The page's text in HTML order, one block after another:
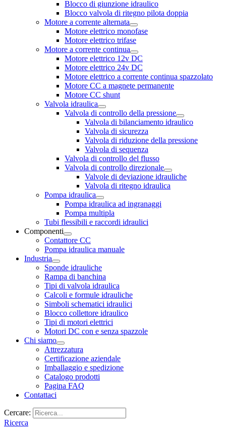
Blocco di giunzione idraulico
Blocco valvola di ritegno pilota doppia
Motore a corrente alternata
Motore elettrico monofase
Motore elettrico trifase
Motore a corrente continua
Motore elettrico 12v DC
Motore elettrico 24v DC
Motore elettrico a corrente continua spazzolato
Motore CC a magnete permanente
Motore CC shunt
Valvola idraulica
Valvola di controllo della pressione
Valvola di bilanciamento idraulico
Valvola di sicurezza
Valvola di riduzione della pressione
Valvola di sequenza
Valvola di controllo del flusso
Valvola di controllo direzionale
Valvole di deviazione idrauliche
Valvola di ritegno idraulica
Pompa idraulica
Pompa idraulica ad ingranaggi
Pompa multipla
Tubi flessibili e raccordi idraulici
Componenti
Contattore CC
Pompa idraulica manuale
Industria
Sponde idrauliche
Rampa di banchina
Tipi di valvola idraulica
Calcoli e formule idrauliche
Simboli schematici idraulici
Blocco collettore idraulico
Tipi di motori elettrici
Motori DC con e senza spazzole
Chi siamo
Attrezzatura
Certificazione aziendale
Imballaggio e spedizione
Catalogo prodotti
Pagina FAQ
Contattaci
Cercare:
Ricerca